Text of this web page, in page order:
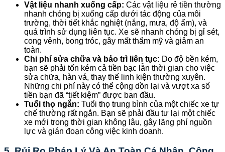
Vật liệu nhanh xuống cấp: Các vật liệu rẻ tiền thường
nhanh chóng bị xuống cấp dưới tác động của môi
trường, thời tiết khắc nghiệt (nắng, mưa, độ ẩm), và
quá trình sử dụng liên tục. Xe sẽ nhanh chóng bị gỉ sét,
cong vênh, bong tróc, gây mất thẩm mỹ và giảm an
toàn.
Chi phí sửa chữa và bảo trì liên tục: Do độ bền kém,
bạn sẽ phải tốn kém cả tiền bạc lẫn thời gian cho việc
sửa chữa, hàn vá, thay thế linh kiện thường xuyên.
Những chi phí này có thể cộng dồn lại và vượt xa số
tiền bạn đã “tiết kiệm” được ban đầu.
Tuổi thọ ngắn: Tuổi thọ trung bình của một chiếc xe tự
chế thường rất ngắn. Bạn sẽ phải đầu tư lại một chiếc
xe mới trong thời gian không lâu, gây lãng phí nguồn
lực và gián đoạn công việc kinh doanh.